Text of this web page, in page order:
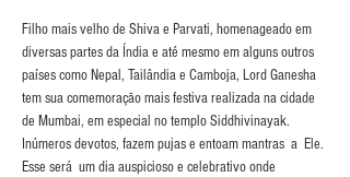
Filho mais velho de Shiva e Parvati, homenageado em
diversas partes da Índia e até mesmo em alguns outros
países como Nepal, Tailândia e Camboja, Lord Ganesha
tem sua comemoração mais festiva realizada na cidade
de Mumbai, em especial no templo Siddhivinayak.
Inúmeros devotos, fazem pujas e entoam mantras  a  Ele.
Esse será  um dia auspicioso e celebrativo onde